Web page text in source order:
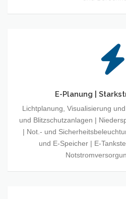
E-Planung |
Lichtplanung, Visualisierung
und Blitzschutzanlagen |
| Not.- und
und E-Speicher | E-